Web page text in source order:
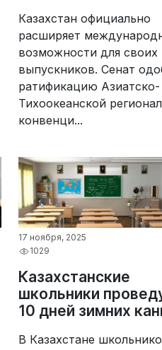
Казахстан официально
расширяет
возможности для своих
выпускников. Сенат
ратификацию Азиатско-
Тихоокеанской
конвенци...
17 ноября, 2025
1029
Казахстанские
школьники
10 дней зимних
В Казахстане